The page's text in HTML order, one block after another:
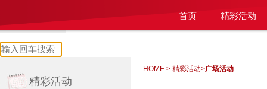
首页 精彩活动
精彩活动
HOME > 精彩活动>广场活动